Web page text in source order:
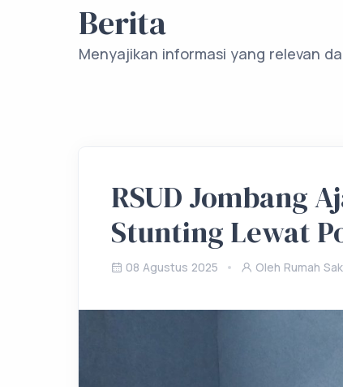
Berita
Menyajikan informasi yang relevan
RSUD Jombang
Stunting Lewat
08 Agustus 2025 Oleh Rumah